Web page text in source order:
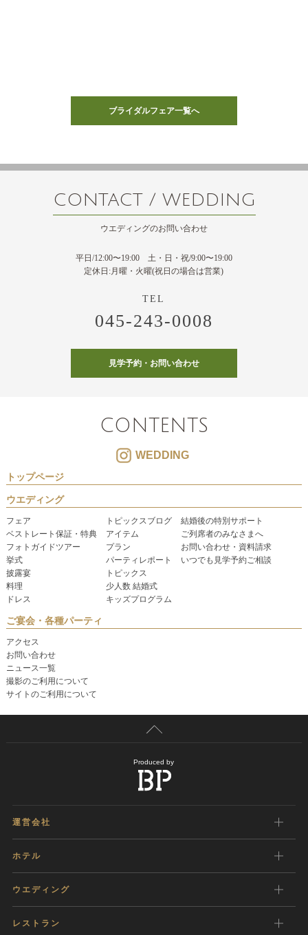
ブライダルフェア一覧へ
CONTACT / WEDDING
ウエディングのお問い合わせ
平日/12:00〜19:00 土・日・祝/9:00〜19:00
定休日:月曜・火曜(祝日の場合は営業)
045-243-0008
見学予約・お問い合わせ
CONTENTS
WEDDING
トップページ
ウエディング
フェア
ベストレート保証・特典
フォトガイドツアー
挙式
披露宴
料理
ドレス
トピックスブログ
アイテム
プラン
パーティレポート
トピックス
少人数 結婚式
キッズプログラム
結婚後の特別サポート
ご列席者のみなさまへ
お問い合わせ・資料請求
いつでも見学予約ご相談
ご宴会・各種パーティ
アクセス
お問い合わせ
ニュース一覧
撮影のご利用について
サイトのご利用について
Produced by
運営会社
ホテル
ウエディング
レストラン